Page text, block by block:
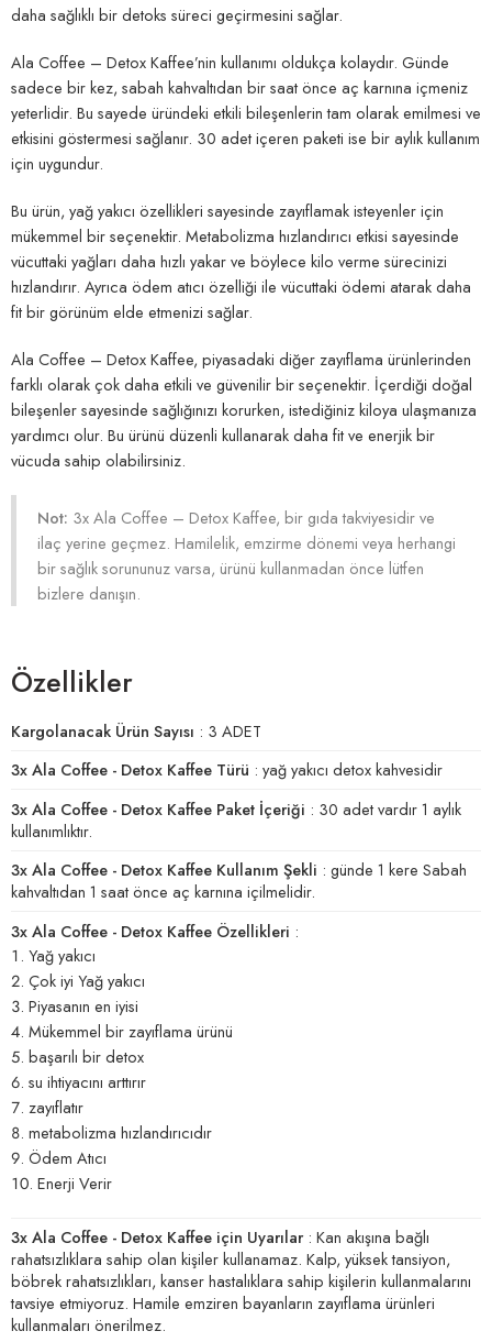
daha sağlıklı bir detoks süreci geçirmesini sağlar.
Ala Coffee – Detox Kaffee’nin kullanımı oldukça kolaydır. Günde
sadece bir kez, sabah kahvaltıdan bir saat önce aç karnına içmeniz
yeterlidir. Bu sayede üründeki etkili bileşenlerin tam olarak emilmesi ve
etkisini göstermesi sağlanır. 30 adet içeren paketi ise bir aylık kullanım
için uygundur.
Bu ürün, yağ yakıcı özellikleri sayesinde zayıflamak isteyenler için
mükemmel bir seçenektir. Metabolizma hızlandırıcı etkisi sayesinde
vücuttaki yağları daha hızlı yakar ve böylece kilo verme sürecinizi
hızlandırır. Ayrıca ödem atıcı özelliği ile vücuttaki ödemi atarak daha
fit bir görünüm elde etmenizi sağlar.
Ala Coffee – Detox Kaffee, piyasadaki diğer zayıflama ürünlerinden
farklı olarak çok daha etkili ve güvenilir bir seçenektir. İçerdiği doğal
bileşenler sayesinde sağlığınızı korurken, istediğiniz kiloya ulaşmanıza
yardımcı olur. Bu ürünü düzenli kullanarak daha fit ve enerjik bir
vücuda sahip olabilirsiniz.
Not: 3x Ala Coffee – Detox Kaffee, bir gıda takviyesidir ve
ilaç yerine geçmez. Hamilelik, emzirme dönemi veya herhangi
bir sağlık sorununuz varsa, ürünü kullanmadan önce lütfen
bizlere danışın.
Özellikler
Kargolanacak Ürün Sayısı : 3 ADET
3x Ala Coffee - Detox Kaffee Türü : yağ yakıcı detox kahvesidir
3x Ala Coffee - Detox Kaffee Paket İçeriği : 30 adet vardır 1 aylık
kullanımlıktır.
3x Ala Coffee - Detox Kaffee Kullanım Şekli : günde 1 kere Sabah
kahvaltıdan 1 saat önce aç karnına içilmelidir.
3x Ala Coffee - Detox Kaffee Özellikleri :
Yağ yakıcı
Çok iyi Yağ yakıcı
Piyasanın en iyisi
Mükemmel bir zayıflama ürünü
başarılı bir detox
su ihtiyacını arttırır
zayıflatır
metabolizma hızlandırıcıdır
Ödem Atıcı
Enerji Verir
3x Ala Coffee - Detox Kaffee için Uyarılar: Kan akışına bağlı
rahatsızlıklara sahip olan kişiler kullanamaz. Kalp, yüksek tansiyon,
böbrek rahatsızlıkları, kanser hastalıklara sahip kişilerin kullanmalarını
tavsiye etmiyoruz. Hamile emziren bayanların zayıflama ürünleri
kullanmaları önerilmez.